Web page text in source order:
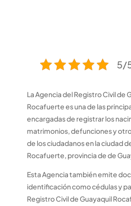
5/
La Agencia del Registro Civil de
Rocafuerte es una de las
encargadas de registrar los
matrimonios, defunciones y
de los ciudadanos en la ciudad
Rocafuerte, provincia de de
Esta Agencia también emite
identificación como cédulas y
Registro Civil de Guayaquil